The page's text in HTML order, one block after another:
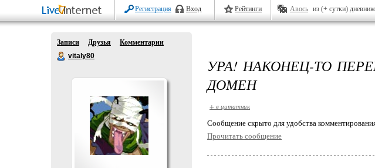
Регистрация Вход Рейтинги Авось из (+ сутки)
Записи Друзья
Комментарии
vitaly80
УРА! НАКОНЕЦ-ТО
ДОМЕН
+ в цитатник
Cообщение скрыто для удобства
Прочитать сообщение